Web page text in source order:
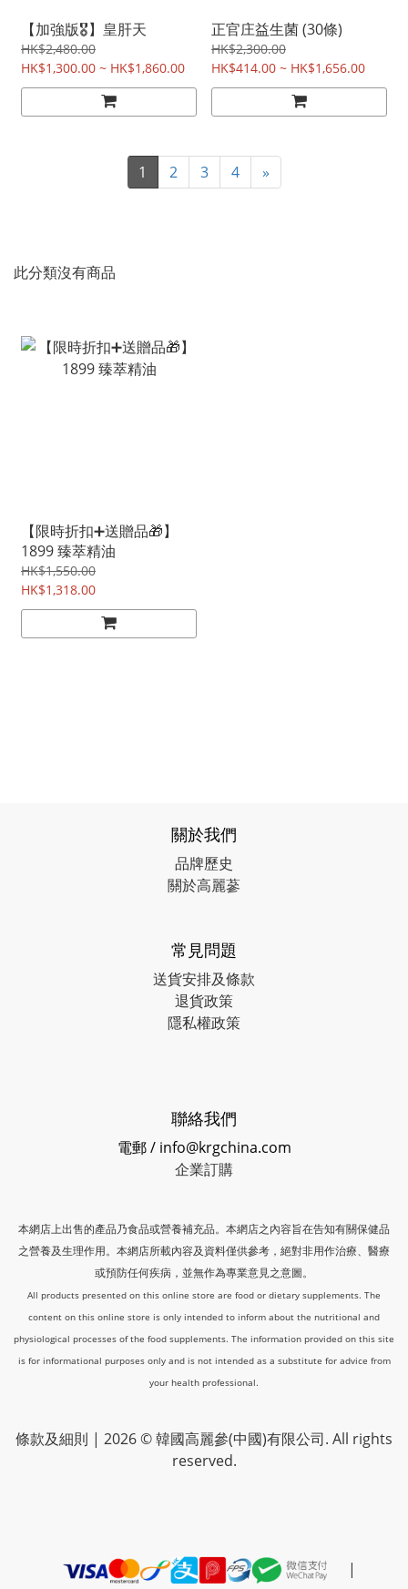
【加強版🎖️】皇肝天
HK$2,480.00
HK$1,300.00 ~ HK$1,860.00
正官庄益生菌 (30條)
HK$2,300.00
HK$414.00 ~ HK$1,656.00
1 2 3 4 »
此分類沒有商品
【限時折扣➕送贈品🎁】
1899 臻萃精油
HK$1,550.00
HK$1,318.00
關於我們
品牌歷史
關於高麗蔘
常見問題
送貨安排及條款
退貨政策
隱私權政策
聯絡我們
電郵 / info@krgchina.com
企業訂購
本網店上出售的產品乃食品或營養補充品。本網店之內容旨在告知有關保健品
之營養及生理作用。本網店所載內容及資料僅供參考，絕對非用作治療、醫療
或預防任何疾病，並無作為專業意見之意圖。
All products presented on this online store are food or dietary supplements. The
content on this online store is only intended to inform about the nutritional and
physiological processes of the food supplements. The information provided on this site
is for informational purposes only and is not intended as a substitute for advice from
your health professional.
條款及細則 | 2026 © 韓國高麗參(中國)有限公司. All rights
reserved.
|